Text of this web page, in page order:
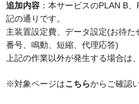
追加内容 ：本サービスのPLAN B
記の通りです。
主装置設定費、データ設定(お待
番号、鳴動、短縮、代理応答)
上記の作業以外が発生する場合は
※対象ページはこちらからご確認